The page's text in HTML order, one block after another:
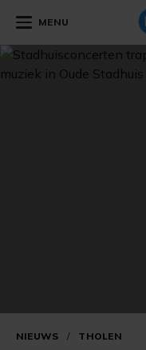
MENU
NIEUWS / THOLEN